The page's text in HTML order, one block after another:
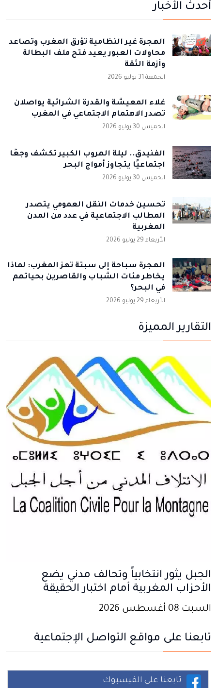
أحدث الأخبار
الهجرة غير النظامية تؤرق المغرب وتصاعد
محاولات العبور يعيد فتح ملف البطالة
وأزمة الثقة
الجمعة 31 يوليو 2026
غلاء المعيشة والقدرة الشرائية يواصلان
تصدر الاهتمام الاجتماعي في المغرب
الخميس 30 يوليو 2026
الفنيدق.. ليلة الهروب الكبير تكشف وجعًا
اجتماعيًا يتجاوز أمواج البحر
الخميس 30 يوليو 2026
تحسين خدمات النقل العمومي يتصدر
المطالب الاجتماعية في عدد من المدن
المغربية
الأربعاء 29 يوليو 2026
الهجرة سباحة إلى سبتة تهز المغرب: لماذا
يخاطر مئات الشباب والقاصرين بحياتهم
في البحر؟
الأربعاء 29 يوليو 2026
التقارير المميزة
الجبل يثور انتخابياً وتحالف مدني يضع
الأحزاب المغربية أمام اختبار الحقيقة
السبت 08 أغسطس 2026
تابعنا على مواقع التواصل الإجتماعية
تابعنا على الفيسبوك